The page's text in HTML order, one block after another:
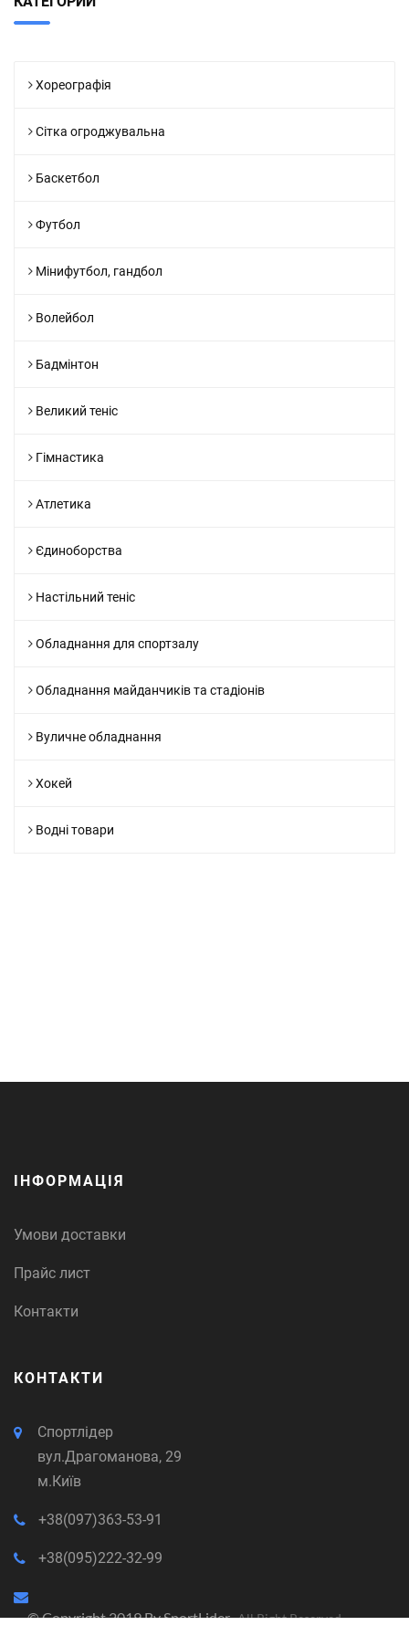
Хореографія
Сітка огроджувальна
Баскетбол
Футбол
Мінифутбол, гандбол
Волейбол
Бадмінтон
Великий теніс
Гімнастика
Атлетика
Єдиноборства
Настільний теніс
Обладнання для спортзалу
Обладнання майданчиків та стадіонів
Вуличне обладнання
Хокей
Водні товари
ІНФОРМАЦІЯ
Умови доставки
Прайс лист
Контакти
КОНТАКТИ
Спортлідер
вул.Драгоманова, 29
м.Київ
+38(097)363-53-91
+38(095)222-32-99
© Copyright 2019 BySportLider- All Right Reserved